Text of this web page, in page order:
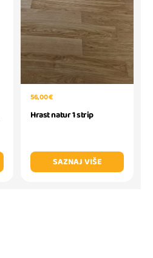
56,00 €
Hrast natur 1 strip
SAZNAJ VIŠE